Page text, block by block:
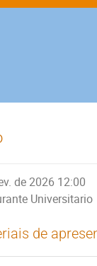
de 2026 12:00
Universitario
de